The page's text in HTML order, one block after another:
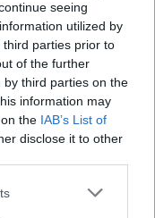
seeing
utilized by
parties prior to
of the further
third parties on the
information may
the IAB’s List of
disclose it to other
atvažiuoti
su
su
meškere ir
o mes